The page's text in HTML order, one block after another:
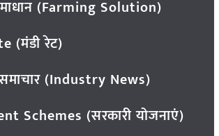
(Farming Solution)
(मंडी रेट)
(Industry News)
Schemes (सरकारी योजनाएं)